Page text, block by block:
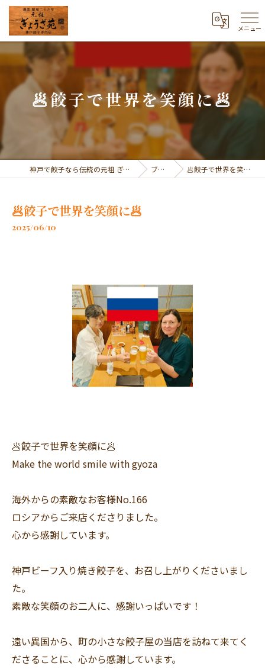
メニュー
🥟餃子で世界を笑顔に🥟
神戸で餃子なら伝統の元祖 ぎょうざ苑 ブログ 🥟餃子で世界を笑顔に🥟
🥟餃子で世界を笑顔に🥟
2025/06/10
🥟餃子で世界を笑顔に🥟
Make the world smile with gyoza
海外からの素敵なお客様No.166
ロシアからご来店くださりました。
心から感謝しています。
神戸ビーフ入り焼き餃子を、お召し上がりくださいまし
た。
素敵な笑顔のお二人に、感謝いっぱいです！
遠い異国から、町の小さな餃子屋の当店を訪ねて来てく
ださることに、心から感謝しています。